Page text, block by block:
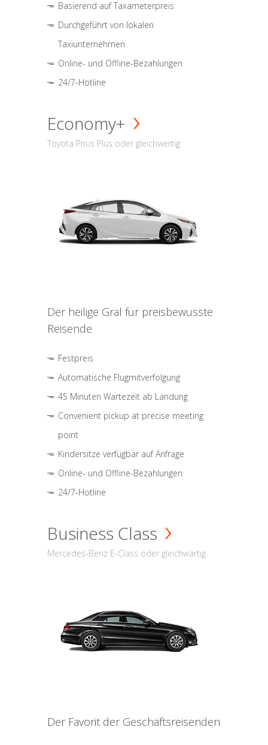
Basierend auf Taxameterpreis
Durchgeführt von lokalen
Taxiunternehmen
Online- und Offline-Bezahlungen
24/7-Hotline
Economy+
Toyota Prius Plus oder gleichwertig
Der heilige Gral für preisbewusste
Reisende
Festpreis
Automatische Flugmitverfolgung
45 Minuten Wartezeit ab Landung
Convenient pickup at precise meeting
point
Kindersitze verfügbar auf Anfrage
Online- und Offline-Bezahlungen
24/7-Hotline
Business Class
Mercedes-Benz E-Class oder gleichwärtig
Der Favorit der Geschäftsreisenden